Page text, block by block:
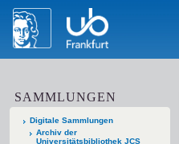
SAMMLUNGEN
Digitale Sammlungen
Archiv der
Universitätsbibliothek JCS